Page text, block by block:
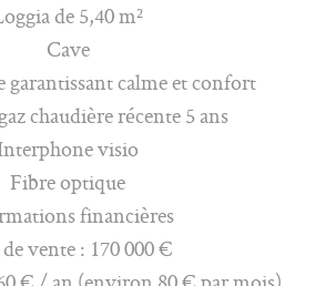
de 5,40 m²
Cave
garantissant calme et confort
chaudière récente 5 ans
visio
Fibre optique
financières
vente : 170 000 €